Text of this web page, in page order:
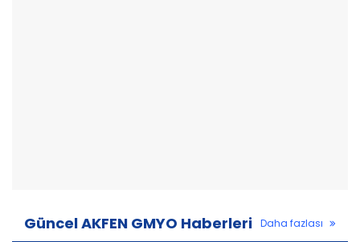
Güncel AKFEN GMYO Haberleri Daha fazlası